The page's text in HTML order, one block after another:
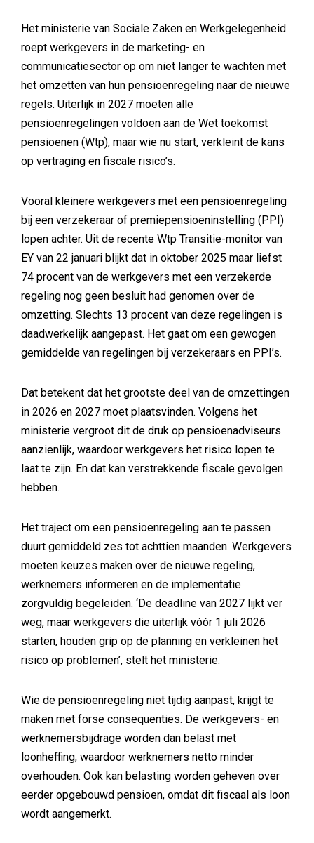
Het ministerie van Sociale Zaken en Werkgelegenheid
roept werkgevers in de marketing- en
communicatiesector op om niet langer te wachten met
het omzetten van hun pensioenregeling naar de nieuwe
regels. Uiterlijk in 2027 moeten alle
pensioenregelingen voldoen aan de Wet toekomst
pensioenen (Wtp), maar wie nu start, verkleint de kans
op vertraging en fiscale risico’s.
Vooral kleinere werkgevers met een pensioenregeling
bij een verzekeraar of premiepensioeninstelling (PPI)
lopen achter. Uit de recente Wtp Transitie-monitor van
EY van 22 januari blijkt dat in oktober 2025 maar liefst
74 procent van de werkgevers met een verzekerde
regeling nog geen besluit had genomen over de
omzetting. Slechts 13 procent van deze regelingen is
daadwerkelijk aangepast. Het gaat om een gewogen
gemiddelde van regelingen bij verzekeraars en PPI’s.
Dat betekent dat het grootste deel van de omzettingen
in 2026 en 2027 moet plaatsvinden. Volgens het
ministerie vergroot dit de druk op pensioenadviseurs
aanzienlijk, waardoor werkgevers het risico lopen te
laat te zijn. En dat kan verstrekkende fiscale gevolgen
hebben.
Het traject om een pensioenregeling aan te passen
duurt gemiddeld zes tot achttien maanden. Werkgevers
moeten keuzes maken over de nieuwe regeling,
werknemers informeren en de implementatie
zorgvuldig begeleiden. ‘De deadline van 2027 lijkt ver
weg, maar werkgevers die uiterlijk vóór 1 juli 2026
starten, houden grip op de planning en verkleinen het
risico op problemen’, stelt het ministerie.
Wie de pensioenregeling niet tijdig aanpast, krijgt te
maken met forse consequenties. De werkgevers- en
werknemersbijdrage worden dan belast met
loonheffing, waardoor werknemers netto minder
overhouden. Ook kan belasting worden geheven over
eerder opgebouwd pensioen, omdat dit fiscaal als loon
wordt aangemerkt.